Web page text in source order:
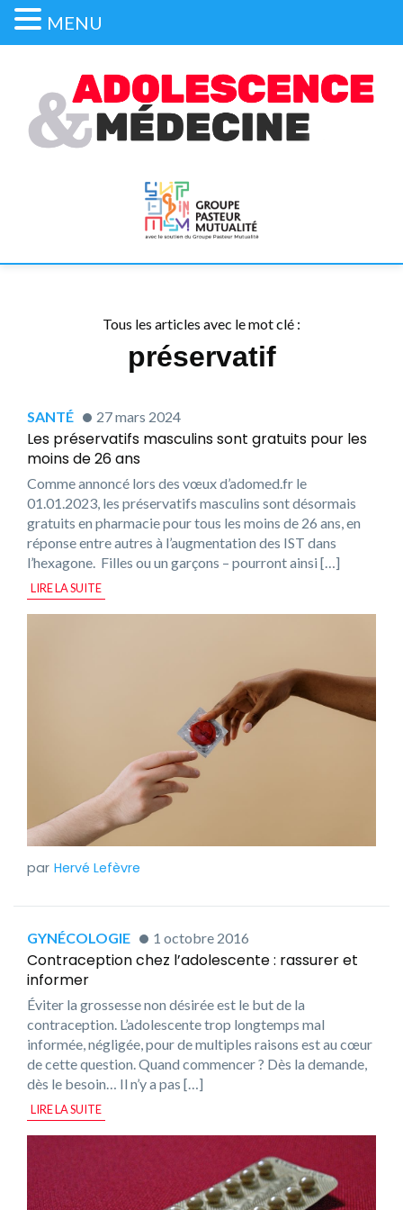
Tous les articles avec le mot clé :
préservatif
SANTÉ 27 mars 2024
Les préservatifs masculins sont gratuits pour les
moins de 26 ans
Comme annoncé lors des vœux d’adomed.fr le
01.01.2023, les préservatifs masculins sont désormais
gratuits en pharmacie pour tous les moins de 26 ans, en
réponse entre autres à l’augmentation des IST dans
l’hexagone. Filles ou un garçons – pourront ainsi […]
LIRE LA SUITE
Hervé Lefèvre
GYNÉCOLOGIE 1 octobre 2016
Contraception chez l’adolescente : rassurer et
informer
Éviter la grossesse non désirée est le but de la
contraception. L’adolescente trop longtemps mal
informée, négligée, pour de multiples raisons est au cœur
de cette question. Quand commencer ? Dès la demande,
dès le besoin… Il n’y a pas […]
LIRE LA SUITE
MENU